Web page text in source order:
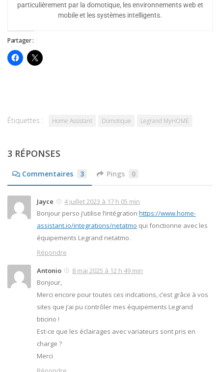
particulièrement par la domotique, les environnements web et
mobile et les systèmes intelligents.
Partager :
Étiquettes : Home Assistant Domotique Legrand MyHOME
3 RÉPONSES
Commentaires 3 Pings 0
Jayce
4 juillet 2023 à 17 h 05 min
Bonjour perso j’utilise l’intégration https://www.home-
assistant.io/integrations/netatmo qui fonctionne avec les
équipements Legrand netatmo.
Répondre
Antonio
8 mai 2025 à 12 h 49 min
Bonjour,
Merci encore pour toutes ces indcations, c’est grâce à vos
sites que j’ai pu contrôler mes équipements Legrand
bticino !
Est-ce que les éclairages avec variateurs sont pris en
charge ?
Merci